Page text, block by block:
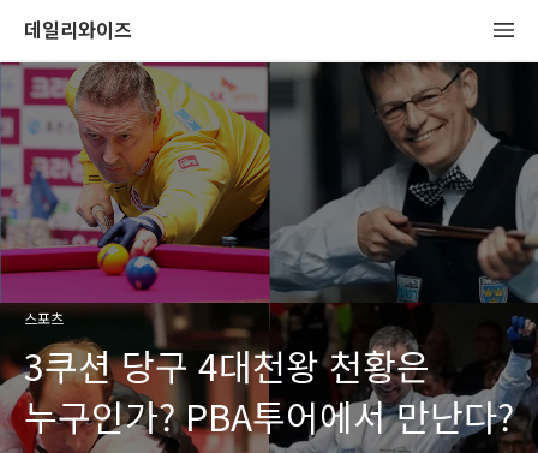
데일리와이즈
스포츠
3쿠션 당구 4대천왕 천황은
누구인가? PBA투어에서 만난다?